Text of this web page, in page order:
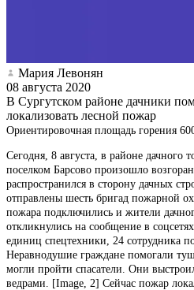
Мария Левонян
08 августа 2020
В Сургутском районе дачники
локализовать лесной пожар
Ориентировочная площадь горения
Сегодня, 8 августа, в районе дачного
поселком Барсово произошло
распространился в сторону дачных
отправлены шесть бригад пожарной
пожара подключились и жители
откликнулись на сообщение в
единиц спецтехники, 24 сотрудника
Неравнодушие граждане помогали
могли пройти спасатели. Они
ведрами. [Image, 2] Сейчас пожар